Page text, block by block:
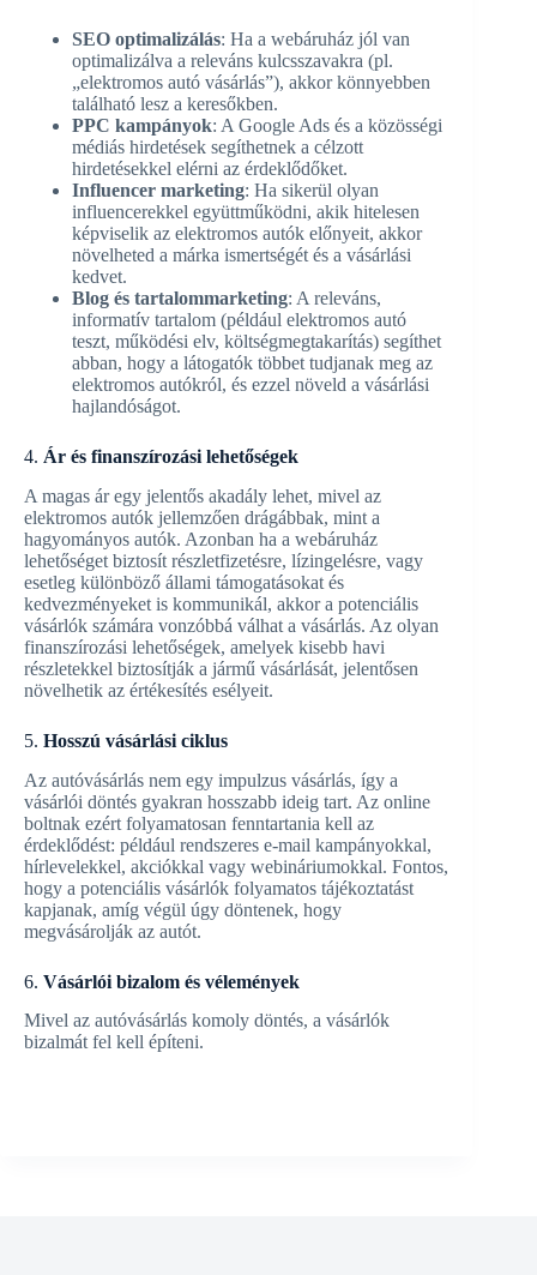
SEO optimalizálás: Ha a webáruház jól van
optimalizálva a releváns kulcsszavakra (pl.
„elektromos autó vásárlás”), akkor könnyebben
található lesz a keresőkben.
PPC kampányok: A Google Ads és a közösségi
médiás hirdetések segíthetnek a célzott
hirdetésekkel elérni az érdeklődőket.
Influencer marketing: Ha sikerül olyan
influencerekkel együttműködni, akik hitelesen
képviselik az elektromos autók előnyeit, akkor
növelheted a márka ismertségét és a vásárlási
kedvet.
Blog és tartalommarketing: A releváns,
informatív tartalom (például elektromos autó
teszt, működési elv, költségmegtakarítás) segíthet
abban, hogy a látogatók többet tudjanak meg az
elektromos autókról, és ezzel növeld a vásárlási
hajlandóságot.
4. Ár és finanszírozási lehetőségek
A magas ár egy jelentős akadály lehet, mivel az
elektromos autók jellemzően drágábbak, mint a
hagyományos autók. Azonban ha a webáruház
lehetőséget biztosít részletfizetésre, lízingelésre, vagy
esetleg különböző állami támogatásokat és
kedvezményeket is kommunikál, akkor a potenciális
vásárlók számára vonzóbbá válhat a vásárlás. Az olyan
finanszírozási lehetőségek, amelyek kisebb havi
részletekkel biztosítják a jármű vásárlását, jelentősen
növelhetik az értékesítés esélyeit.
5. Hosszú vásárlási ciklus
Az autóvásárlás nem egy impulzus vásárlás, így a
vásárlói döntés gyakran hosszabb ideig tart. Az online
boltnak ezért folyamatosan fenntartania kell az
érdeklődést: például rendszeres e-mail kampányokkal,
hírlevelekkel, akciókkal vagy webináriumokkal. Fontos,
hogy a potenciális vásárlók folyamatos tájékoztatást
kapjanak, amíg végül úgy döntenek, hogy
megvásárolják az autót.
6. Vásárlói bizalom és vélemények
Mivel az autóvásárlás komoly döntés, a vásárlók
bizalmát fel kell építeni.